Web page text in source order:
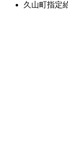
久山町指定